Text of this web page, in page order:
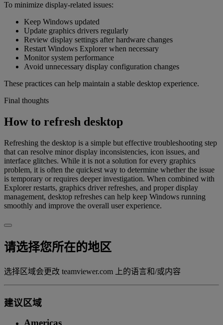
To minimize display-related issues:
Keep Windows updated
Update graphics drivers regularly
Review display settings after hardware changes
Restart Windows Explorer when necessary
Monitor system performance
Avoid unnecessary display configuration changes
These practices can help maintain a stable desktop experience.
Final thoughts
How to refresh desktop
Refreshing the desktop is a simple but effective troubleshooting step
that can resolve minor display inconsistencies, icon issues, and
interface glitches. While it is not a solution for every graphics
problem, it is often the quickest way to determine whether the issue
is temporary or requires deeper investigation. When combined with
Explorer restarts, graphics driver refreshes, and proper display
management, desktop refreshes can help keep Windows running
smoothly and improve the overall user experience.
请选择您所在的地区
选择区域会更改 teamviewer.com 上的语言和/或内容
建议区域